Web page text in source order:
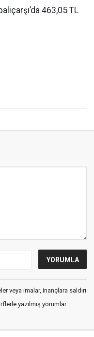
463,05 TL
veya imalar, inançlara saldırı
yazılmış yorumlar